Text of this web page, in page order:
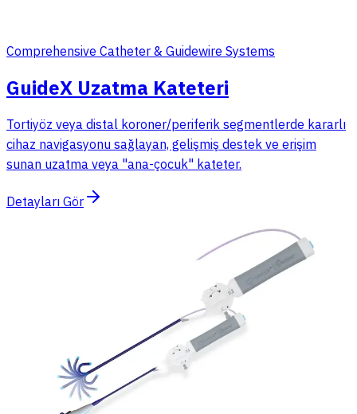
Comprehensive Catheter & Guidewire Systems
GuideX Uzatma Kateteri
Tortiyöz veya distal koroner/periferik segmentlerde kararlı
cihaz navigasyonu sağlayan, gelişmiş destek ve erişim
sunan uzatma veya "ana-çocuk" kateter.
Detayları Gör